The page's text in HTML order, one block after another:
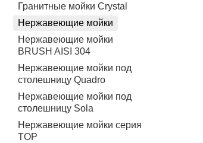
Гранитные мойки Crystal
Нержавеющие мойки
Нержавеющие мойки
BRUSH AISI 304
Нержавеющие мойки под
столешницу Quadro
Нержавеющие мойки под
столешницу Sola
Нержавеющие мойки серия
TOP